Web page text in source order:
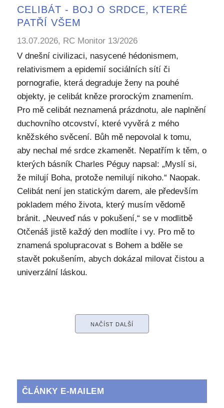
CELIBÁT - BOJ O SRDCE, KTERÉ
PATŘÍ VŠEM
13.07.2026, RC Monitor 13/2026
V dnešní civilizaci, nasycené hédonismem,
relativismem a epidemií sociálních sítí či
pornografie, která degraduje ženy na pouhé
objekty, je celibát kněze prorockým znamením.
Pro mě celibát neznamená prázdnotu, ale naplnění
duchovního otcovství, které vyvěrá z mého
kněžského svěcení. Bůh mě nepovolal k tomu,
aby nechal mé srdce zkamenět. Nepatřím k těm, o
kterých básník Charles Péguy napsal: „Myslí si,
že milují Boha, protože nemilují nikoho.“ Naopak.
Celibát není jen statickým darem, ale především
pokladem mého života, který musím vědomě
bránit. „Neuveď nás v pokušení,“ se v modlitbě
Otčenáš jistě každý den modlíte i vy. Pro mě to
znamená spolupracovat s Bohem a bděle se
stavět pokušením, abych dokázal milovat čistou a
univerzální láskou.
NAČÍST DALŠÍ
ČLÁNKY E-MAILEM